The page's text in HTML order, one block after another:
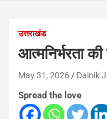
उत्तराखंड
आत्मनिर्भरता
May 31, 2026 Dainik
Spread the love